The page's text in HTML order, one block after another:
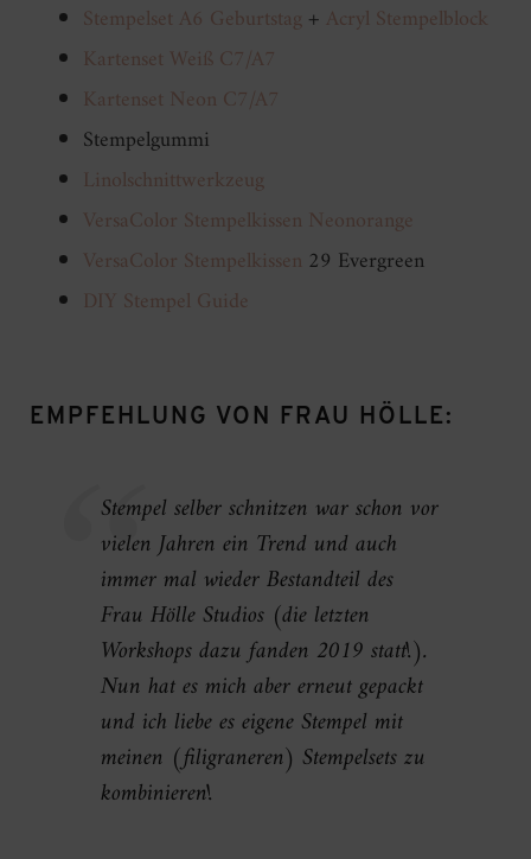
Stempelset A6 Geburtstag+ Acryl Stempelblock
Kartenset Weiß C7/A7
Kartenset Neon C7/A7
Stempelgummi
Linolschnittwerkzeug
VersaColor Stempelkissen Neonorange
VersaColor Stempelkissen 29 Evergreen
DIY Stempel Guide
EMPFEHLUNG VON FRAU HÖLLE:
Stempel selber schnitzen war schon vor
vielen Jahren ein Trend und auch
immer mal wieder Bestandteil des
Frau Hölle Studios (die letzten
Workshops dazu fanden 2019 statt!).
Nun hat es mich aber erneut gepackt
und ich liebe es eigene Stempel mit
meinen (filigraneren) Stempelsets zu
kombinieren!